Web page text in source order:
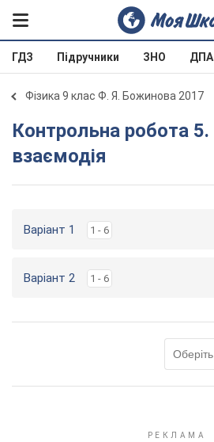
ГДЗ Підручники ЗНО ДПА
Фізика 9 клас Ф. Я. Божинова 2017
Контрольна робота 5. Рух і
взаємодія
Варіант 1 1 - 6
Варіант 2 1 - 6